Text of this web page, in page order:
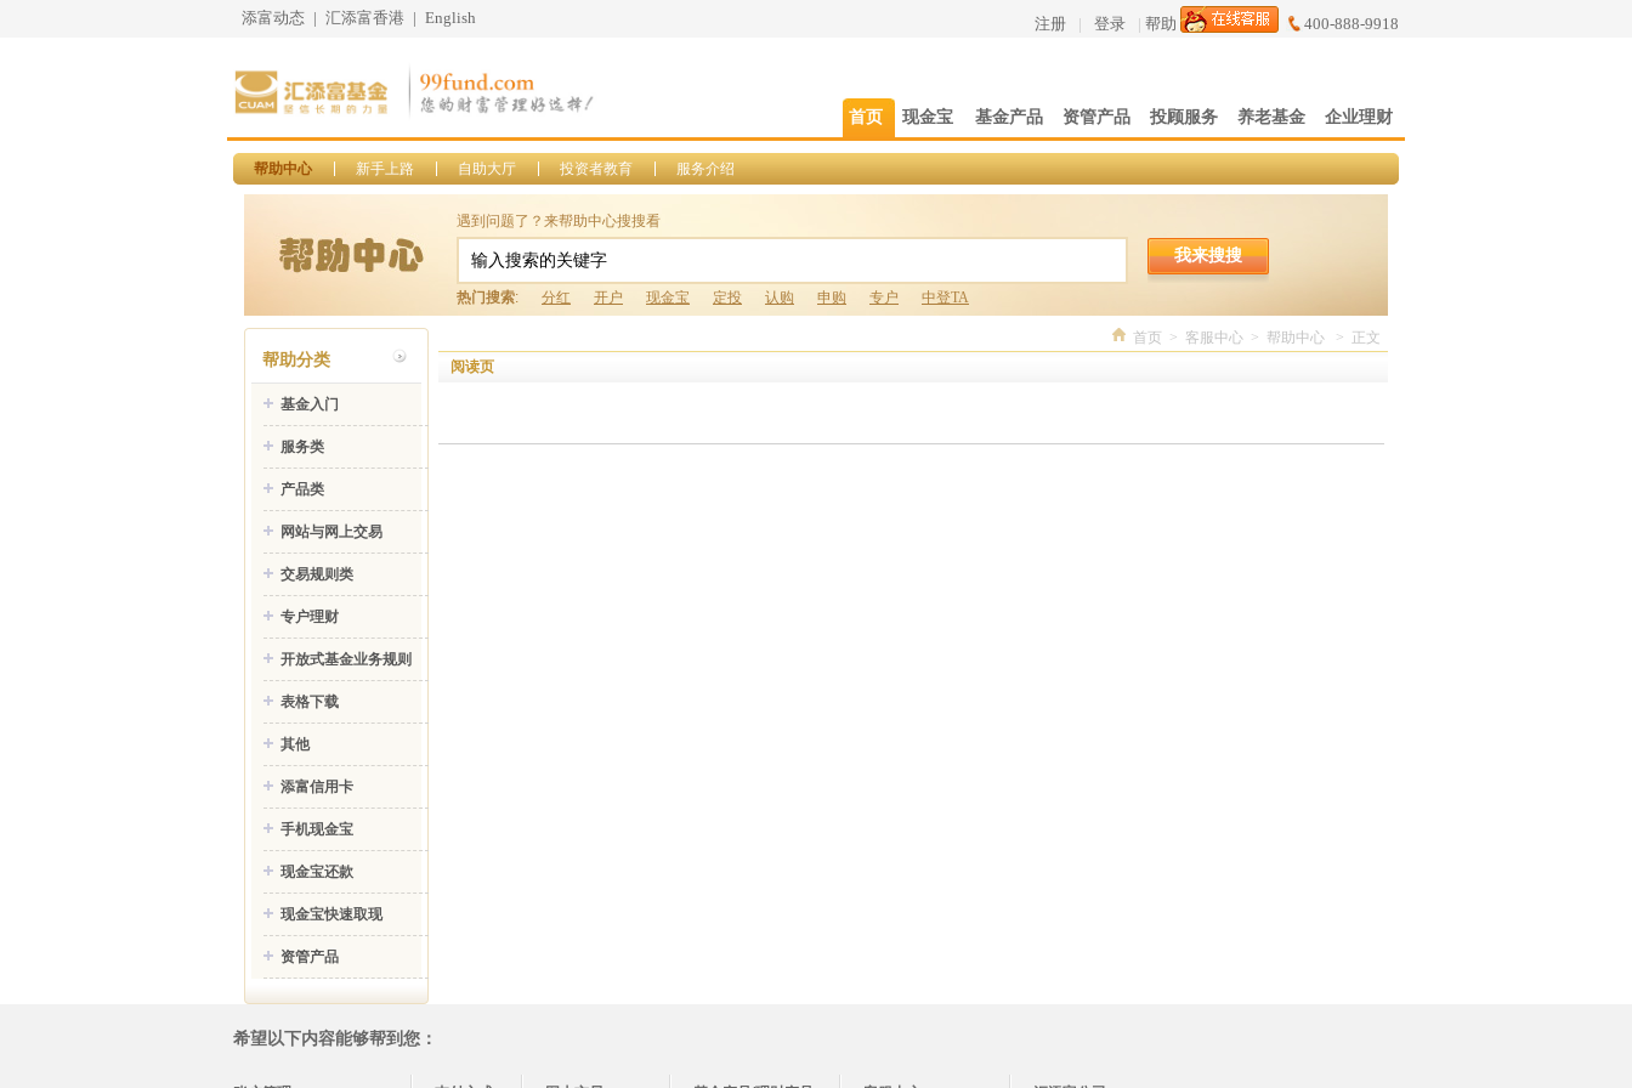
添富动态 | 汇添富香港 | English 注册 | 登录 | 帮助 400-888-9918
首页 现金宝 基金产品 资管产品 投顾服务 养老基金 企业理财
帮助中心 新手上路 自助大厅 投资者教育 服务介绍
遇到问题了？来帮助中心搜搜看
热门搜索: 分红 开户 现金宝 定投 认购 申购 专户 中登TA
我来搜搜
帮助分类
基金入门
服务类
产品类
网站与网上交易
交易规则类
专户理财
开放式基金业务规则
表格下载
其他
添富信用卡
手机现金宝
现金宝还款
现金宝快速取现
资管产品
首页 > 客服中心 > 帮助中心 > 正文
阅读页
希望以下内容能够帮到您：